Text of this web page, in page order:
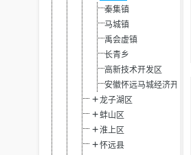
秦集镇
马城镇
禹会虚镇
长青乡
高新技术开发区
安徽怀远马城经济开发区
龙子湖区
蚌山区
淮上区
怀远县